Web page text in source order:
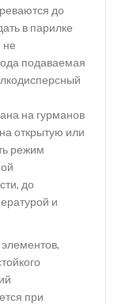
до
в парилке
не
подаваемая
на гурманов
открытую или
режим
до
и
при